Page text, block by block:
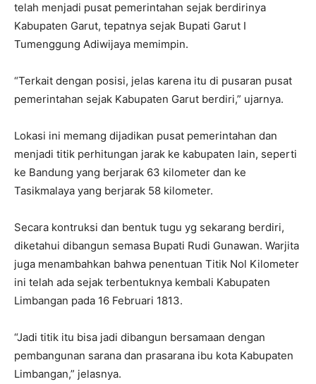
telah menjadi pusat pemerintahan sejak berdirinya
Kabupaten Garut, tepatnya sejak Bupati Garut I
Tumenggung Adiwijaya memimpin.
“Terkait dengan posisi, jelas karena itu di pusaran pusat
pemerintahan sejak Kabupaten Garut berdiri,” ujarnya.
Lokasi ini memang dijadikan pusat pemerintahan dan
menjadi titik perhitungan jarak ke kabupaten lain, seperti
ke Bandung yang berjarak 63 kilometer dan ke
Tasikmalaya yang berjarak 58 kilometer.
Secara kontruksi dan bentuk tugu yg sekarang berdiri,
diketahui dibangun semasa Bupati Rudi Gunawan. Warjita
juga menambahkan bahwa penentuan Titik Nol Kilometer
ini telah ada sejak terbentuknya kembali Kabupaten
Limbangan pada 16 Februari 1813.
“Jadi titik itu bisa jadi dibangun bersamaan dengan
pembangunan sarana dan prasarana ibu kota Kabupaten
Limbangan,” jelasnya.